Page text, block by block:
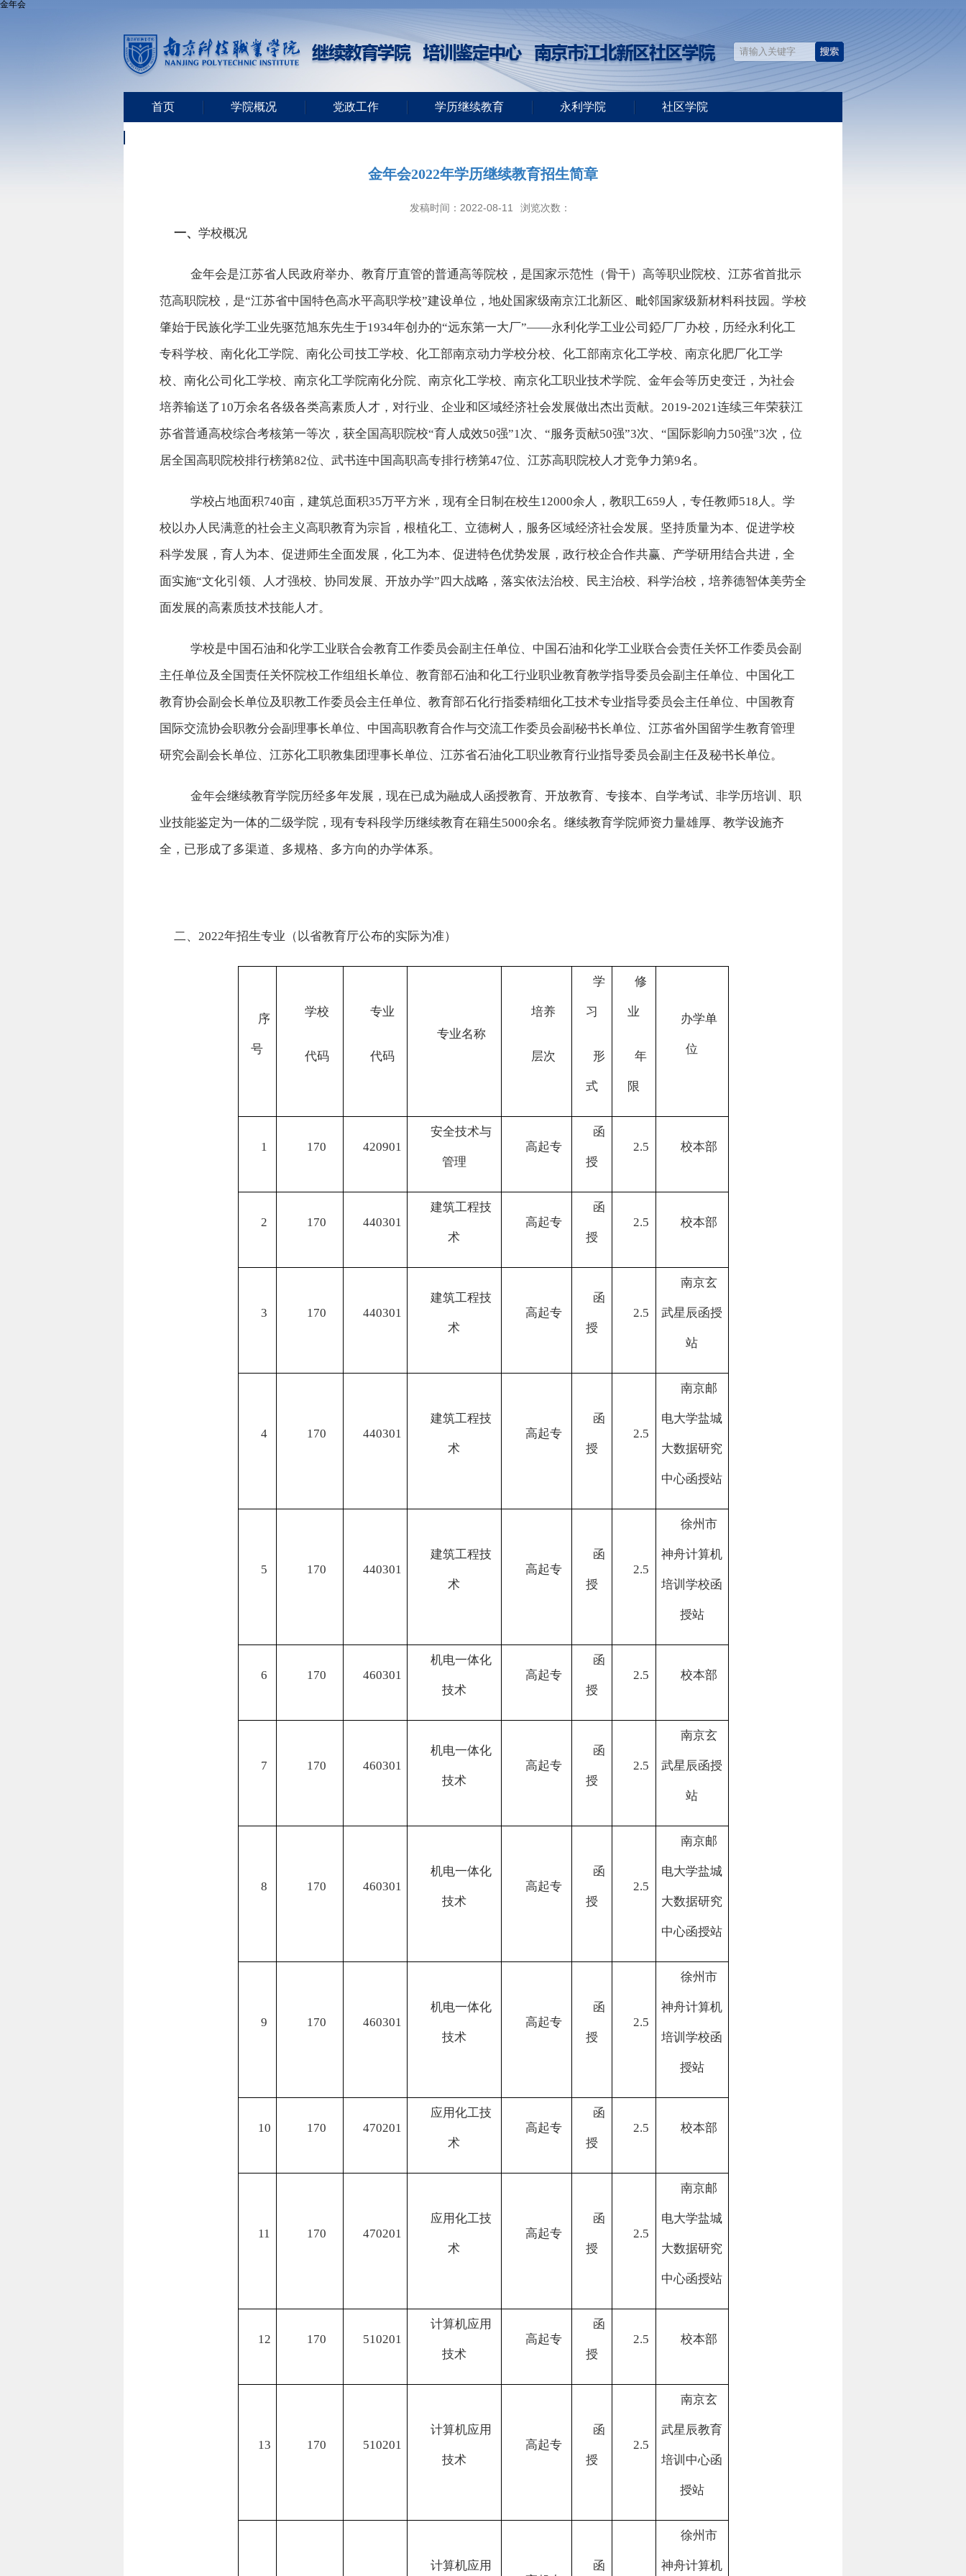
金年会
首页 学院概况 党政工作 学历继续教育 永利学院 社区学院
金年会2022年学历继续教育招生简章
发稿时间：2022-08-11 浏览次数：
一、 学校概况
金年会是江苏省人民政府举办、教育厅直管的普通高等院校，是国家示范性（骨干）高等职业院校、江苏省首批示
范高职院校，是“江苏省中国特色高水平高职学校”建设单位，地处国家级南京江北新区、毗邻国家级新材料科技园。学校
肇始于民族化学工业先驱范旭东先生于1934年创办的“远东第一大厂”——永利化学工业公司錏厂厂办校，历经永利化工
专科学校、南化化工学院、南化公司技工学校、化工部南京动力学校分校、化工部南京化工学校、南京化肥厂化工学
校、南化公司化工学校、南京化工学院南化分院、南京化工学校、南京化工职业技术学院、金年会等历史变迁，为社会
培养输送了10万余名各级各类高素质人才，对行业、企业和区域经济社会发展做出杰出贡献。2019-2021连续三年荣获江
苏省普通高校综合考核第一等次，获全国高职院校“育人成效50强”1次、“服务贡献50强”3次、“国际影响力50强”3次，位
居全国高职院校排行榜第82位、武书连中国高职高专排行榜第47位、江苏高职院校人才竞争力第9名。
学校占地面积740亩，建筑总面积35万平方米，现有全日制在校生12000余人，教职工659人，专任教师518人。学
校以办人民满意的社会主义高职教育为宗旨，根植化工、立德树人，服务区域经济社会发展。坚持质量为本、促进学校
科学发展，育人为本、促进师生全面发展，化工为本、促进特色优势发展，政行校企合作共赢、产学研用结合共进，全
面实施“文化引领、人才强校、协同发展、开放办学”四大战略，落实依法治校、民主治校、科学治校，培养德智体美劳全
面发展的高素质技术技能人才。
学校是中国石油和化学工业联合会教育工作委员会副主任单位、中国石油和化学工业联合会责任关怀工作委员会副
主任单位及全国责任关怀院校工作组组长单位、教育部石油和化工行业职业教育教学指导委员会副主任单位、中国化工
教育协会副会长单位及职教工作委员会主任单位、教育部石化行指委精细化工技术专业指导委员会主任单位、中国教育
国际交流协会职教分会副理事长单位、中国高职教育合作与交流工作委员会副秘书长单位、江苏省外国留学生教育管理
研究会副会长单位、江苏化工职教集团理事长单位、江苏省石油化工职业教育行业指导委员会副主任及秘书长单位。
金年会继续教育学院历经多年发展，现在已成为融成人函授教育、开放教育、专接本、自学考试、非学历培训、职
业技能鉴定为一体的二级学院，现有专科段学历继续教育在籍生5000余名。继续教育学院师资力量雄厚、教学设施齐
全，已形成了多渠道、多规格、多方向的办学体系。
二、 2022年招生专业（以省教育厅公布的实际为准）
序
号
学校
代码
专业
代码
专业名称
培养
层次
学
习
形
式
修
业
年
限
办学单
位
1 170 420901
安全技术与
管理
高起专
函
授
2.5 校本部
2 170 440301
建筑工程技
术
高起专
函
授
2.5 校本部
3 170 440301
建筑工程技
术
高起专
函
授
2.5
南京玄
武星辰函授
站
4 170 440301
建筑工程技
术
高起专
函
授
2.5
南京邮
电大学盐城
大数据研究
中心函授站
5 170 440301
建筑工程技
术
高起专
函
授
2.5
徐州市
神舟计算机
培训学校函
授站
6 170 460301
机电一体化
技术
高起专
函
授
2.5 校本部
7 170 460301
机电一体化
技术
高起专
函
授
2.5
南京玄
武星辰函授
站
8 170 460301
机电一体化
技术
高起专
函
授
2.5
南京邮
电大学盐城
大数据研究
中心函授站
9 170 460301
机电一体化
技术
高起专
函
授
2.5
徐州市
神舟计算机
培训学校函
授站
10 170 470201
应用化工技
术
高起专
函
授
2.5 校本部
11 170 470201
应用化工技
术
高起专
函
授
2.5
南京邮
电大学盐城
大数据研究
中心函授站
12 170 510201
计算机应用
技术
高起专
函
授
2.5 校本部
13 170 510201
计算机应用
技术
高起专
函
授
2.5
南京玄
武星辰教育
培训中心函
授站
计算机应用
函
徐州市
神舟计算机